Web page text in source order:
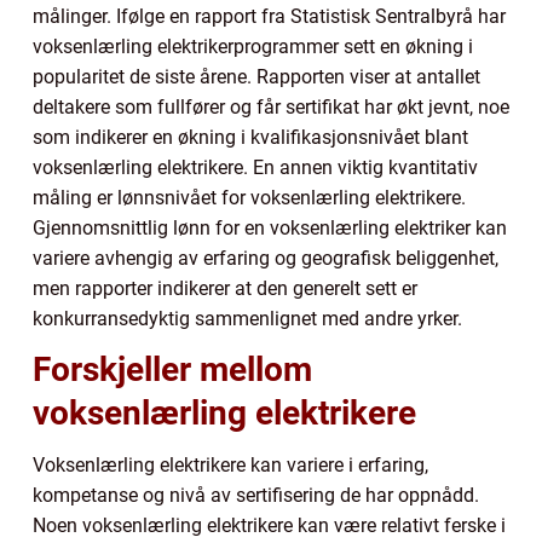
målinger. Ifølge en rapport fra Statistisk Sentralbyrå har
voksenlærling elektrikerprogrammer sett en økning i
popularitet de siste årene. Rapporten viser at antallet
deltakere som fullfører og får sertifikat har økt jevnt, noe
som indikerer en økning i kvalifikasjonsnivået blant
voksenlærling elektrikere. En annen viktig kvantitativ
måling er lønnsnivået for voksenlærling elektrikere.
Gjennomsnittlig lønn for en voksenlærling elektriker kan
variere avhengig av erfaring og geografisk beliggenhet,
men rapporter indikerer at den generelt sett er
konkurransedyktig sammenlignet med andre yrker.
Forskjeller mellom
voksenlærling elektrikere
Voksenlærling elektrikere kan variere i erfaring,
kompetanse og nivå av sertifisering de har oppnådd.
Noen voksenlærling elektrikere kan være relativt ferske i